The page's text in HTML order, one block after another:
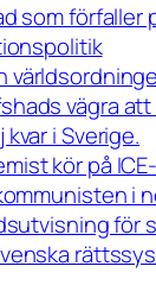
som förfaller
vägra att
i Sverige.
kör på
i
för